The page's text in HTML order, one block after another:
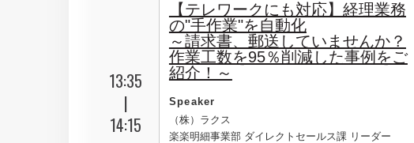
13:35
|
14:15
【テレワークにも対応】経理業務
の"手作業"を自動化
～請求書、郵送していませんか？
作業工数を95％削減した事例をご
紹介！～
Speaker
（株）ラクス
楽楽明細事業部 ダイレクトセールス課 リーダー